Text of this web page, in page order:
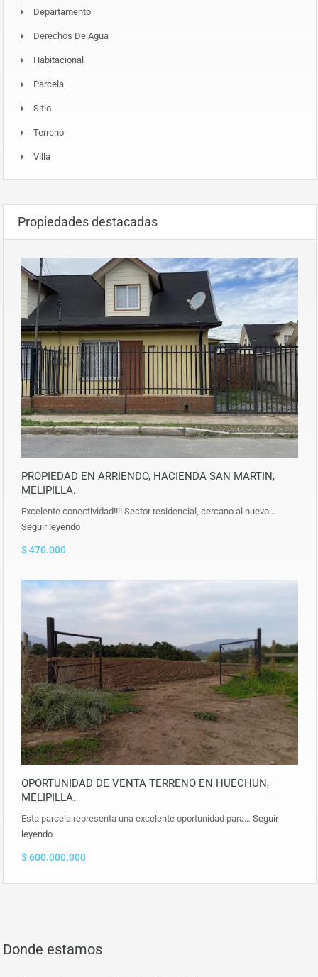
Departamento
Derechos De Agua
Habitacional
Parcela
Sitio
Terreno
Villa
Propiedades destacadas
PROPIEDAD EN ARRIENDO, HACIENDA SAN MARTIN,
MELIPILLA.
Excelente conectividad!!!! Sector residencial, cercano al nuevo…
Seguir leyendo
$ 470.000
OPORTUNIDAD DE VENTA TERRENO EN HUECHUN,
MELIPILLA.
Esta parcela representa una excelente oportunidad para… Seguir
leyendo
$ 600.000.000
Donde estamos